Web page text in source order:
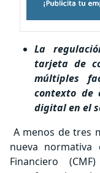
La
tarjeta de
múltiples
contexto de
digital en el
A menos de tres
nueva
Financiero